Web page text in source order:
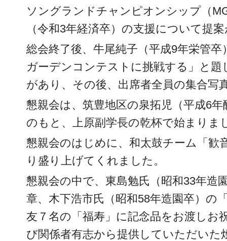
ソングランドチャンピオンシップ（
（令和3年経済卒）の支援について提
総会終了後、牛尾純子（平成9年栄管
ガーデンコンテストに挑戦する」と題
があり、その後、出席者全員の集合写
懇親会は、筑豊地区の泉拓児（平成6
のもと、上原副学長の乾杯で始まりま
懇親会のはじめに、和太鼓チーム「歓
り盛り上げてくれました。
懇親会の中で、東島勉氏（昭和33年造
章、木下浩市氏（昭和58年造園卒）の
友７名の「福寿」に記念品をお渡しお
び関係者有志から提供していただいた